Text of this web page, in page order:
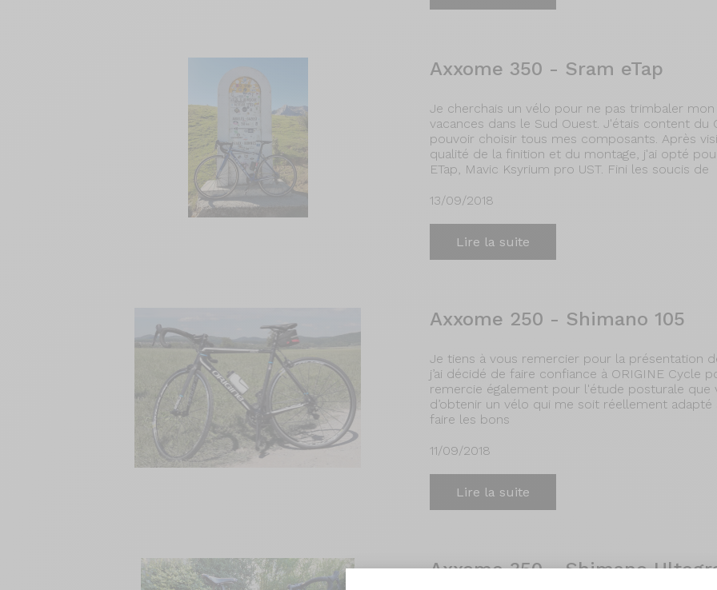
Axxome 350 - Sram eTap
Je cherchais un vélo pour ne pas trimbaler
vacances dans le Sud Ouest. J'étais content du
pouvoir choisir tous mes composants. Après
qualité de la finition et du montage, j'ai opté
ETap, Mavic Ksyrium pro UST. Fini les soucis de
13/09/2018
Lire la suite
Axxome 250 - Shimano 105
Je tiens à vous remercier pour la présentation
j’ai décidé de faire confiance à ORIGINE Cycle
remercie également pour l'étude posturale que
d’obtenir un vélo qui me soit réellement adapté
faire les bons
11/09/2018
Lire la suite
Axxome 350 - Shimano